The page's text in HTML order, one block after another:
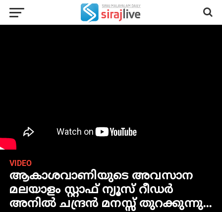
VIDEO
ആകാശവാണിയുടെ അവസാന
മലയാളം സ്റ്റാഫ്‌ ന്യൂസ് റീഡർ
അനിൽ ചന്ദ്രൻ മനസ്സ് തുറക്കുന്നു...